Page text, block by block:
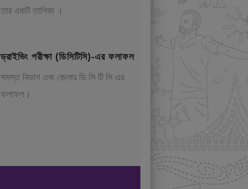
তার একটি তালিকা ।
ড্রাইভিং পরীক্ষা (ডিসিটিসি)-এর ফলাফল
সমস্ত বিভাগ এবং জেলার ডি সি টি সি এর
ফলাফল।